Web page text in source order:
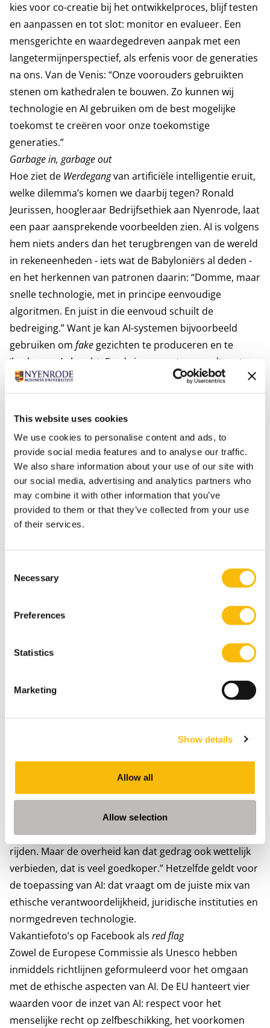
This website uses cookies
We use cookies to personalise content and ads, to
provide social media features and to analyse our traffic.
We also share information about your use of our site with
our social media, advertising and analytics partners who
may combine it with other information that you’ve
provided to them or that they’ve collected from your use
of their services.
Selection
Necessary
Preferences
Statistics
Marketing
Show details
Allow all
Allow selection
kies voor co-creatie bij het ontwikkelproces, blijf testen
en aanpassen en tot slot: monitor en evalueer. Een
mensgerichte en waardegedreven aanpak met een
langetermijnperspectief, als erfenis voor de generaties
na ons. Van de Venis: “Onze voorouders gebruikten
stenen om kathedralen te bouwen. Zo kunnen wij
technologie en AI gebruiken om de best mogelijke
toekomst te creëren voor onze toekomstige
generaties.”
Garbage in, garbage out
Hoe ziet de Werdegangvan artificiële intelligentie eruit,
welke dilemma’s komen we daarbij tegen? Ronald
Jeurissen, hoogleraar Bedrijfsethiek aan Nyenrode, laat
een paar aansprekende voorbeelden zien. AI is volgens
hem niets anders dan het terugbrengen van de wereld
in rekeneenheden - iets wat de Babyloniërs al deden -
en het herkennen van patronen daarin: “Domme, maar
snelle technologie, met in principe eenvoudige
algoritmen. En juist in die eenvoud schuilt de
bedreiging.” Want je kan AI-systemen bijvoorbeeld
gebruiken om fake gezichten te produceren en te
‘herkennen’ als echt. En als je computers voedt met
data die zijn gebaseerd op vooroordelen, is ook de
output biased.Garbage in, garbage out. Jeurissen laat
een afbeelding zien van een vrouw achter een pc, die
systeem baseerde zich ten onrechte op de computer
in plaats van de persoon erachter als ‘bewijs’. Kennelijk
was het algoritme getraind met alleen foto's van
mannen achter computers, ergo: de persoon op het
plaatje moet een man zijn.
Ingebouwde sociale normen
Technologie is nooit waardevrij, benadrukt Jeurissen.
aan, die stelt dat mensen (agents) en dingen
gezamenlijk waarden realiseren. Abstract? Nee hoor,
muntslot de ingebouwde sociale norm dat het netjes
teruggebracht moet worden. Of neem de echo tijdens
maatschappelijke norm voldoet, plaatst dat de ouders
voor zware ethische afwegingen. Meestal wordt AI
alleen beoordeeld langs de technische dimensie, aldus
team nodig om een algoritme zonder vooroordelen te
trainen.” En dan is er nog de institutionele dimensie,
zoals wet- en regelgeving. “Je kan een auto zó bouwen
dat het technisch onmogelijk is om een menigte in te
rijden. Maar de overheid kan dat gedrag ook wettelijk
verbieden, dat is veel goedkoper.” Hetzelfde geldt voor
de toepassing van AI: dat vraagt om de juiste mix van
ethische verantwoordelijkheid, juridische instituties en
normgedreven technologie.
Vakantiefoto’s op Facebook als red flag
Zowel de Europese Commissie als Unesco hebben
inmiddels richtlijnen geformuleerd voor het omgaan
met de ethische aspecten van AI. De EU hanteert vier
waarden voor de inzet van AI: respect voor het
menselijke recht op zelfbeschikking, het voorkomen